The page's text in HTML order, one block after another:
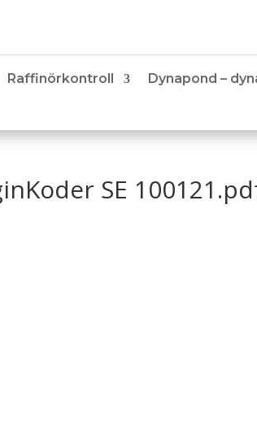
Raffinörkontroll Dynapond –
SE